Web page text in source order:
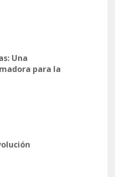
Una
para la